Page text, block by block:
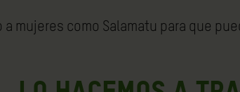
a mujeres como Salamatu para que